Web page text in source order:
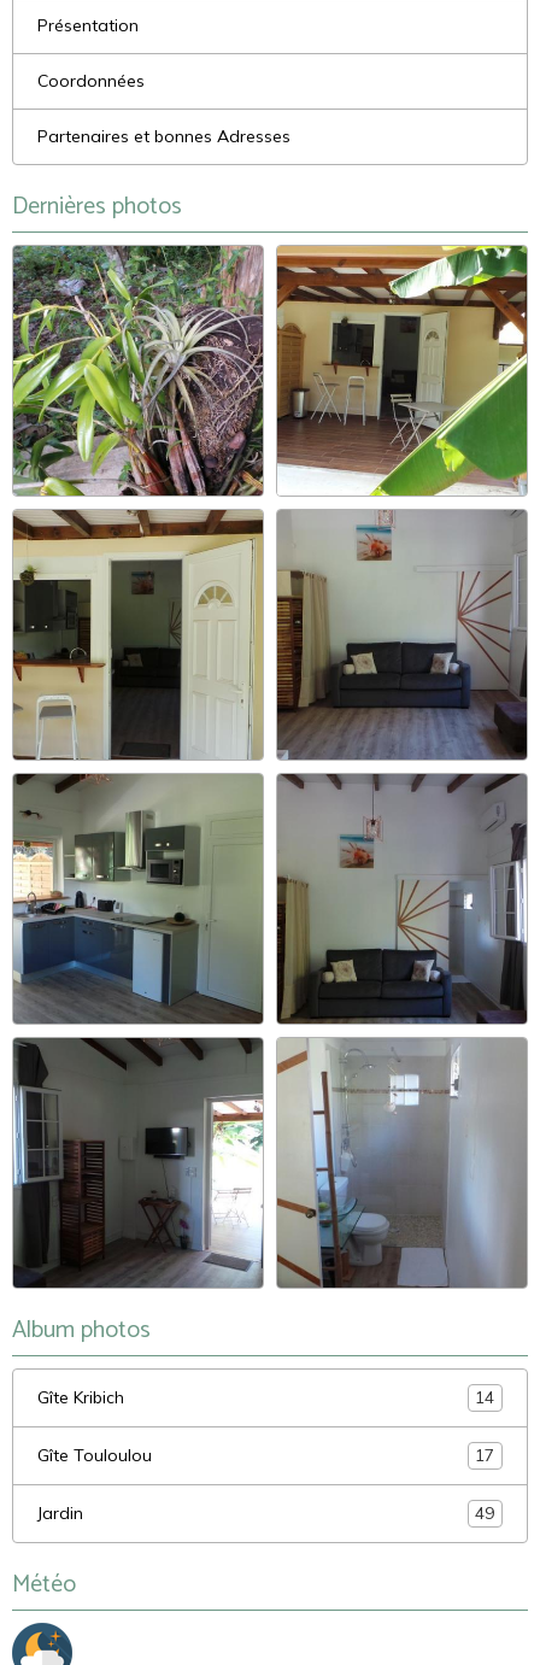
Présentation
Coordonnées
Partenaires et bonnes Adresses
Dernières photos
Album photos
Gîte Kribich 14
Gîte Touloulou 17
Jardin 49
Météo